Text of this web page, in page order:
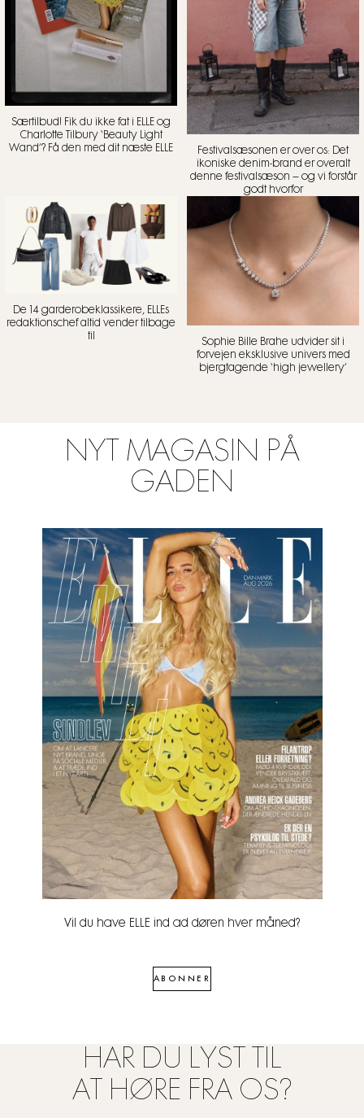
Særtilbud! Fik du ikke fat i ELLE og
Charlotte Tilbury ‘Beauty Light
Wand’? Få den med dit næste ELLE
Festivalsæsonen er over os: Det
ikoniske denim-brand er overalt
denne festivalsæson – og vi forstår
godt hvorfor
De 14 garderobeklassikere, ELLEs
redaktionschef altid vender tilbage
til
Sophie Bille Brahe udvider sit i
forvejen eksklusive univers med
bjergtagende ‘high jewellery’
NYT MAGASIN PÅ
GADEN
Vil du have ELLE ind ad døren hver måned?
ABONNER
HAR DU LYST TIL
AT HØRE FRA OS?